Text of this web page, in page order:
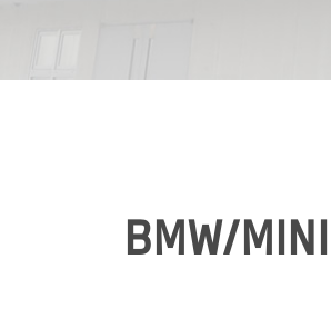
BMW/MINI